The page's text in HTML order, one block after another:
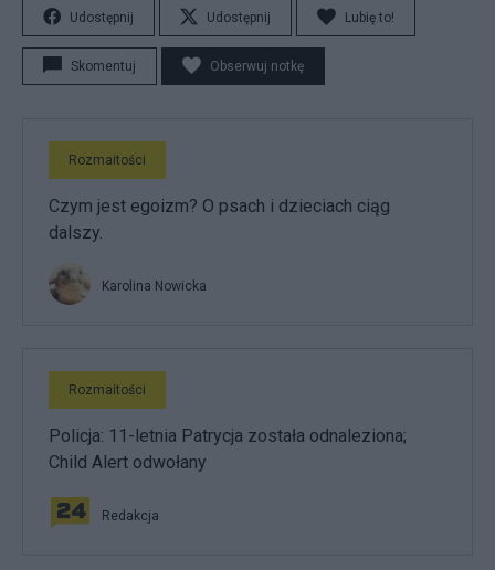
Udostępnij Udostępnij Lubię to!
Skomentuj Obserwuj notkę
Rozmaitości
Czym jest egoizm? O psach i dzieciach ciąg
dalszy.
Karolina Nowicka
Rozmaitości
Policja: 11-letnia Patrycja została odnaleziona;
Child Alert odwołany
Redakcja